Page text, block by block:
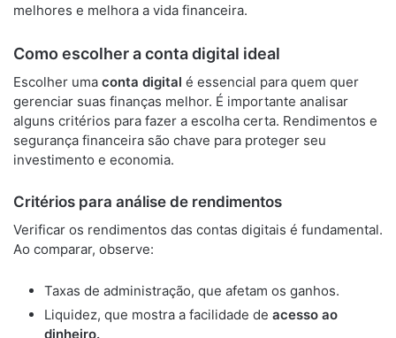
melhores e melhora a vida financeira.
Como escolher a conta digital ideal
Escolher uma conta digital é essencial para quem quer
gerenciar suas finanças melhor. É importante analisar
alguns critérios para fazer a escolha certa. Rendimentos e
segurança financeira são chave para proteger seu
investimento e economia.
Critérios para análise de rendimentos
Verificar os rendimentos das contas digitais é fundamental.
Ao comparar, observe:
Taxas de administração, que afetam os ganhos.
Liquidez, que mostra a facilidade de acesso ao
dinheiro.